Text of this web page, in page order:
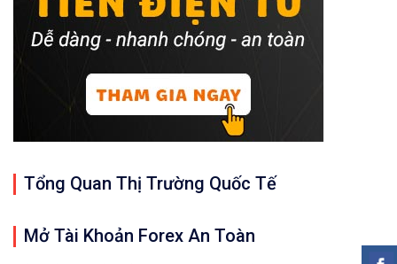
Tổng Quan Thị Trường Quốc Tế
Mở Tài Khoản Forex An Toàn